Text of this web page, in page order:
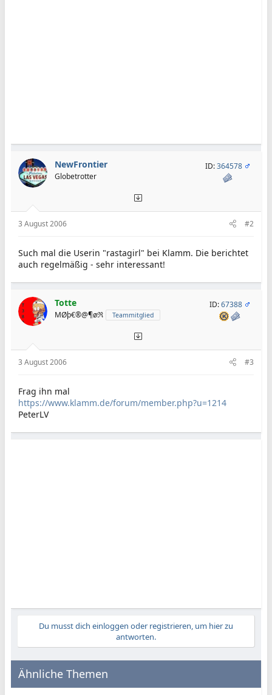
NewFrontier
Globetrotter
ID:364578
3 August 2006 #2
Such mal die Userin "rastagirl" bei Klamm. Die berichtet
auch regelmäßig - sehr interessant!
Totte
MØþ€®@¶øℜ Teammitglied
ID:67388
3 August 2006 #3
Frag ihn mal
https://www.klamm.de/forum/member.php?u=1214
PeterLV
Du musst dich einloggen oder registrieren, um hier zu
antworten.
Ähnliche Themen